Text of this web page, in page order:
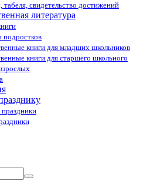
табеля, свидетельство достижений
литература
подростков
книги для младших школьников
книги для старшего школьного